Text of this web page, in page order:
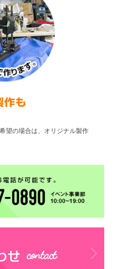
望の場合は、オリジナル製作